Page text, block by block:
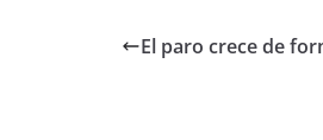
El paro crece de